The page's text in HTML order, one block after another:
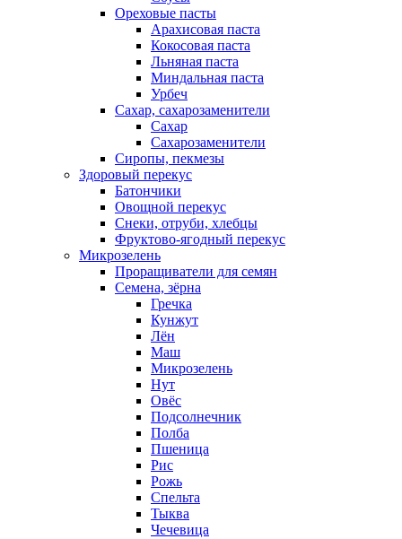
Ореховые пасты
Арахисовая паста
Кокосовая паста
Льняная паста
Миндальная паста
Урбеч
Сахар, сахарозаменители
Сахар
Сахарозаменители
Сиропы, пекмезы
Здоровый перекус
Батончики
Овощной перекус
Снеки, отруби, хлебцы
Фруктово-ягодный перекус
Микрозелень
Проращиватели для семян
Семена, зёрна
Гречка
Кунжут
Лён
Маш
Микрозелень
Нут
Овёс
Подсолнечник
Полба
Пшеница
Рис
Рожь
Спельта
Тыква
Чечевица